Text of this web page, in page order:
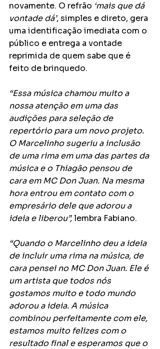
novamente. O refrão ‘mais que dá
vontade dá’, simples e direto, gera
uma identificação imediata com o
público e entrega a vontade
reprimida de quem sabe que é
feito de brinquedo.
“Essa música chamou muito a
nossa atenção em uma das
audições para seleção de
repertório para um novo projeto.
O Marcelinho sugeriu a inclusão
de uma rima em uma das partes da
música e o Thiagão pensou de
cara em MC Don Juan. Na mesma
hora entrou em contato com o
empresário dele que adorou a
ideia e liberou”, lembra Fabiano.
“Quando o Marcelinho deu a ideia
de incluir uma rima na música, de
cara pensei no MC Don Juan. Ele é
um artista que todos nós
gostamos muito e todo mundo
adorou a ideia. A música
combinou perfeitamente com ele,
estamos muito felizes com o
resultado final e esperamos que o